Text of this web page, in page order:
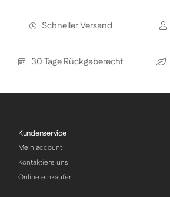
Schneller Versand
30 Tage Rückgaberecht
Kundenservice
Mein account
Kontaktiere uns
Online einkaufen